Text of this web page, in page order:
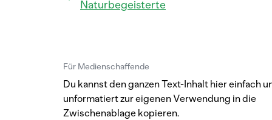
Naturbegeisterte
Für Medienschaffende
Du kannst den ganzen Text-Inhalt hier einfach
unformatiert zur eigenen Verwendung in die
Zwischenablage kopieren.